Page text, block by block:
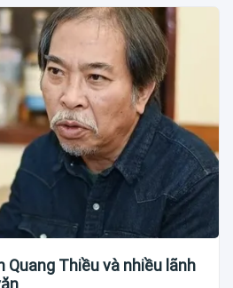
Quang Thiều và nhiều lãnh